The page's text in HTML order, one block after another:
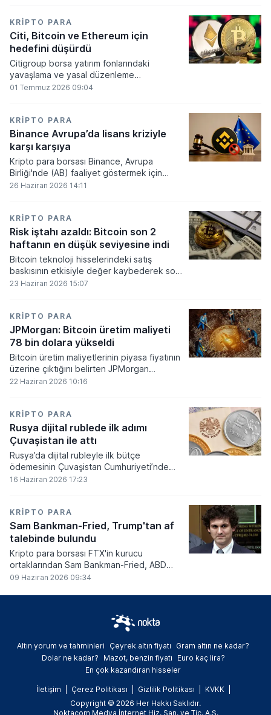
KRIPTO PARA
Citi, Bitcoin ve Ethereum için
hedefini düşürdü
Citigroup borsa yatırım fonlarındaki
yavaşlama ve yasal düzenleme
beklentilerinin zayıflaması üzerine kripto
01 Temmuz 2026 09:04
KRIPTO PARA
Binance Avrupa’da lisans kriziyle
karşı karşıya
Kripto para borsası Binance, Avrupa
Birliği'nde (AB) faaliyet göstermek için
gerekli düzenleyici onayları alamadı.
26 Haziran 2026 14:11
KRIPTO PARA
Risk iştahı azaldı: Bitcoin son 2
haftanın en düşük seviyesine indi
Bitcoin teknoloji hisselerindeki satış
baskısının etkisiyle değer kaybederek son
iki haftanın en düşük seviyesini gördü.
23 Haziran 2026 15:07
KRIPTO PARA
JPMorgan: Bitcoin üretim maliyeti
78 bin dolara yükseldi
Bitcoin üretim maliyetlerinin piyasa fiyatının
üzerine çıktığını belirten JPMorgan
analistleri, madencilik sektöründeki kârlılık
22 Haziran 2026 10:16
KRIPTO PARA
Rusya dijital rublede ilk adımı
Çuvaşistan ile attı
Rusya’da dijital rubleyle ilk bütçe
ödemesinin Çuvaşistan Cumhuriyeti’nde
gerçekleştirildiği bildirildi.
16 Haziran 2026 17:23
KRIPTO PARA
Sam Bankman-Fried, Trump'tan af
talebinde bulundu
Kripto para borsası FTX'in kurucu
ortaklarından Sam Bankman-Fried, ABD
Başkanı Donald Trump'tan resmi olarak af
09 Haziran 2026 09:34
Altın yorum ve tahminleri Çeyrek altın fiyatı
Gram altın ne kadar?
Dolar ne kadar?
Mazot, benzin fiyatı
Euro kaç lira?
En çok kazandıran hisseler
İletişim Çerez Politikası Gizlilik Politikası
KVKK
Copyright © 2026 Her Hakkı Saklıdır.
Noktacom Medya İnternet Hiz. San. ve Tic. A.Ş.